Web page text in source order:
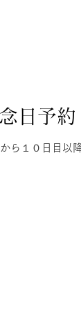
日予約
ら１０日目以